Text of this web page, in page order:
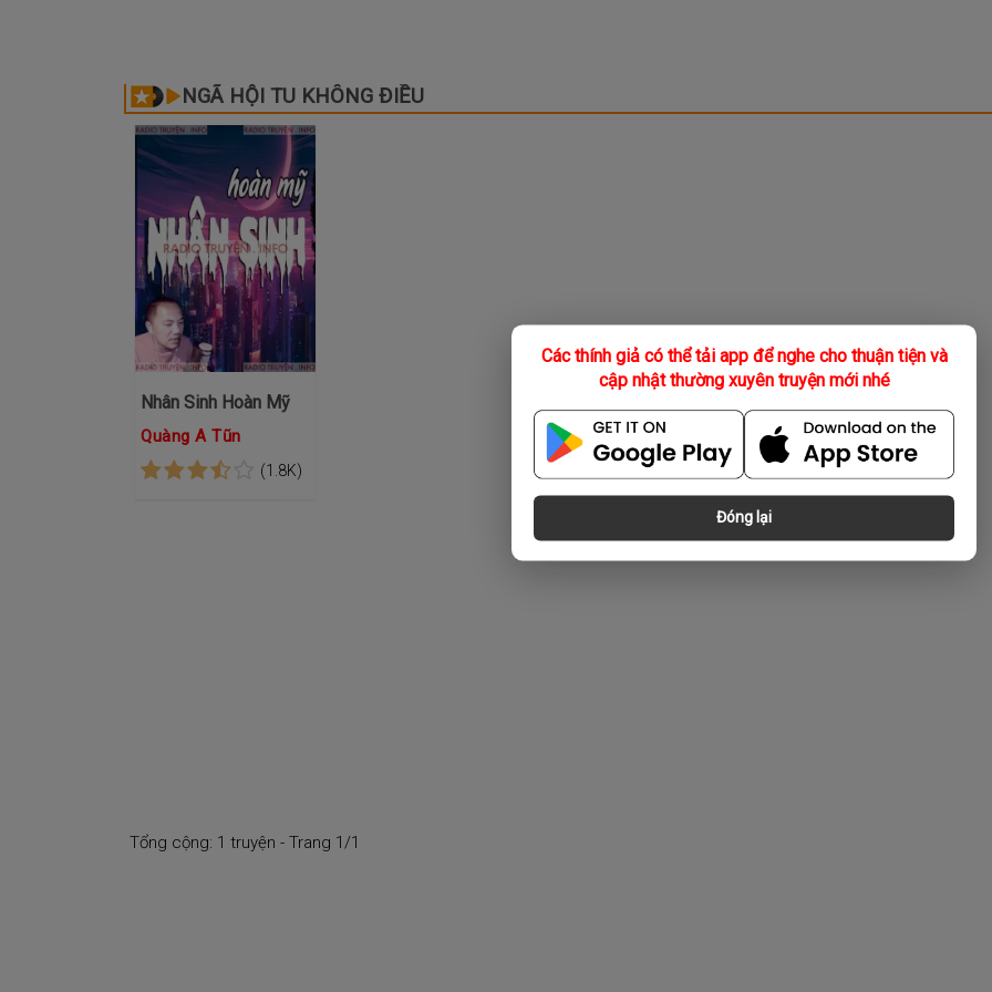
Các thính giả có thể tải app để nghe cho thuận tiện và
cập nhật thường xuyên truyện mới nhé
Đóng lại
NGÃ HỘI TU KHÔNG ĐIỀU
Nhân Sinh Hoàn Mỹ
Quàng A Tũn
(1.8K)
Tổng cộng: 1 truyện - Trang 1/1